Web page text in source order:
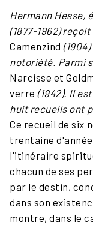
Hermann Hesse,
(1877-1962)
Camenzind
notoriété. Parmi
Narcisse et
verre(1942). Il
huit recueils ont
Ce recueil de six
trentaine
l'itinéraire
chacun de ses
par le destin,
dans son
montre, dans le